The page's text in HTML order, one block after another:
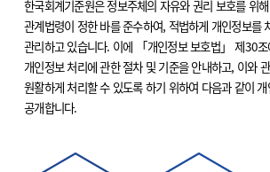
한국회계기준원은 정보주체의 자유와 권리 보호를 위
관계법령이 정한 바를 준수하여, 적법하게 개인정보를
관리하고 있습니다. 이에 「개인정보 보호법」 제30조
개인정보 처리에 관한 절차 및 기준을 안내하고, 이와
원활하게 처리할 수 있도록 하기 위하여 다음과 같이 개
공개합니다.